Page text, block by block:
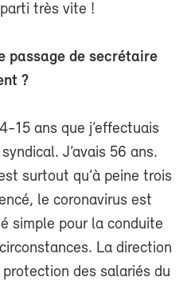
très vite !
passage de secrétaire
?
15 ans que j’effectuais
J’avais 56 ans.
surtout qu’à peine trois
le coronavirus est
simple pour la conduite
La direction
des salariés du